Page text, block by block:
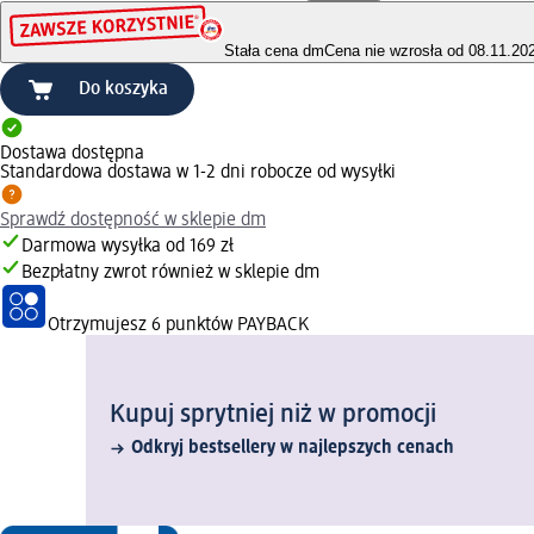
Stała cena dmCena nie wzrosła od
Do koszyka
Dostawa dostępna
Standardowa dostawa w 1-2 dni robocze od wysyłki
Sprawdź dostępność w sklepie dm
Darmowa wysyłka od 169 zł
Bezpłatny zwrot również w sklepie dm
Otrzymujesz 6 punktów PAYBACK
Kupuj sprytniej niż w promocji
Odkryj bestsellery w najlepszych cenach